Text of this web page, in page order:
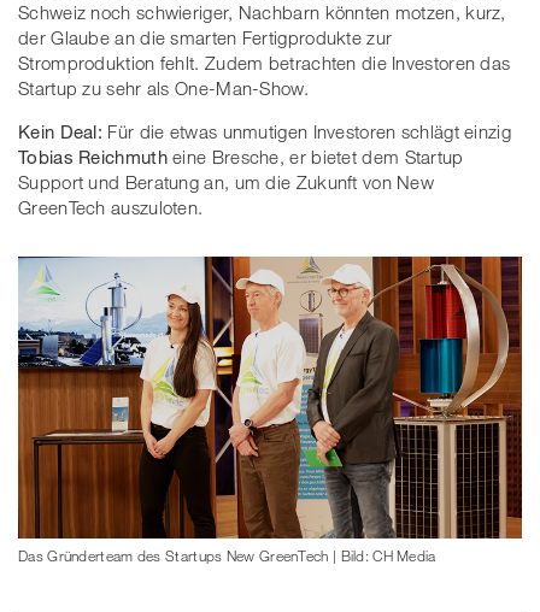
Schweiz noch schwieriger, Nachbarn könnten motzen, kurz,
der Glaube an die smarten Fertigprodukte zur
Stromproduktion fehlt. Zudem betrachten die Investoren das
Startup zu sehr als One-Man-Show.
Kein Deal: Für die etwas unmutigen Investoren schlägt einzig
Tobias Reichmutheine Bresche, er bietet dem Startup
Support und Beratung an, um die Zukunft von New
GreenTech auszuloten.
Das Gründerteam des Startups New GreenTech | Bild: CH Media